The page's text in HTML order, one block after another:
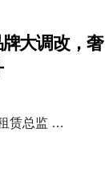
大调改，奢
赁总监 …